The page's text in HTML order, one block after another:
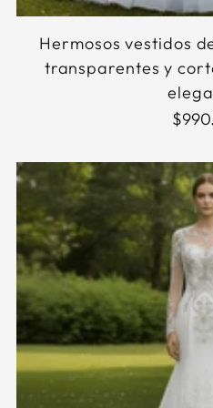
Hermosos vestidos
transparentes y